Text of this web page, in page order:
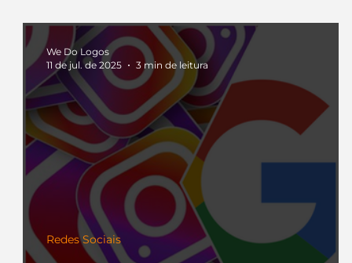
Redes Sociais
We Do Logos
11 de jul. de 2025
3 min de leitura